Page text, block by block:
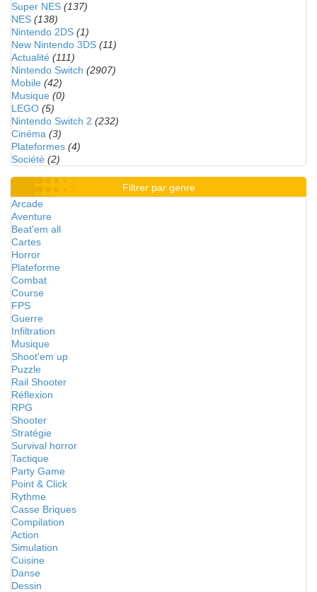
Super NES (137)
NES (138)
Nintendo 2DS (1)
New Nintendo 3DS (11)
Actualité (111)
Nintendo Switch (2907)
Mobile (42)
Musique (0)
LEGO (5)
Nintendo Switch 2 (232)
Cinéma (3)
Plateformes (4)
Société (2)
Filtrer par genre
Arcade
Aventure
Beat'em all
Cartes
Horror
Plateforme
Combat
Course
FPS
Guerre
Infiltration
Musique
Shoot'em up
Puzzle
Rail Shooter
Réflexion
RPG
Shooter
Stratégie
Survival horror
Tactique
Party Game
Point & Click
Rythme
Casse Briques
Compilation
Action
Simulation
Cuisine
Danse
Dessin